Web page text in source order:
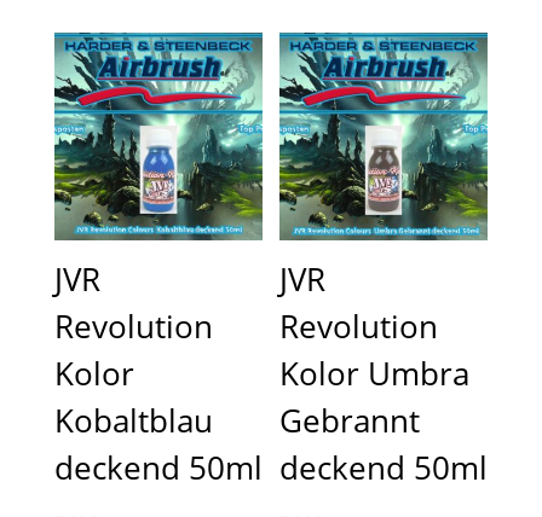
JVR
Revolution
Kolor
Kobaltblau
deckend 50ml
JVR
Revolution
Kolor Umbra
Gebrannt
deckend 50ml